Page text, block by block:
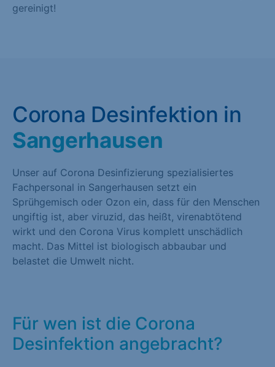
gereinigt!
Corona Desinfektion in
Sangerhausen
Unser auf Corona Desinfizierung spezialisiertes
Fachpersonal in Sangerhausen setzt ein
Sprühgemisch oder Ozon ein, dass für den Menschen
ungiftig ist, aber viruzid, das heißt, virenabtötend
wirkt und den Corona Virus komplett unschädlich
macht. Das Mittel ist biologisch abbaubar und
belastet die Umwelt nicht.
Für wen ist die Corona
Desinfektion angebracht?